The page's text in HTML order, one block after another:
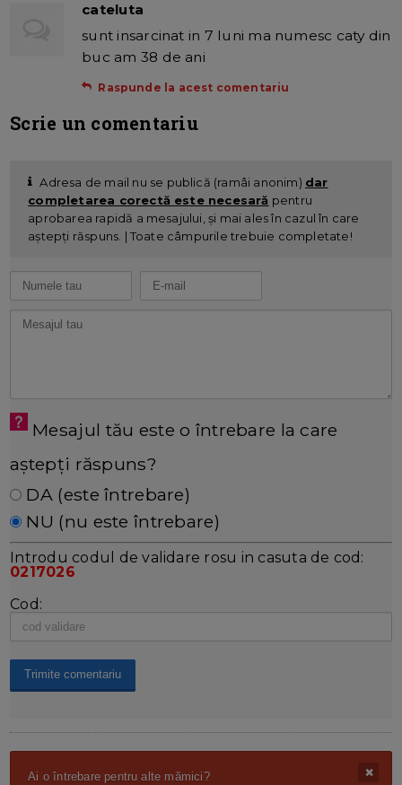
cateluta
sunt insarcinat in 7 luni ma numesc caty din
buc am 38 de ani
Raspunde la acest comentariu
Scrie un comentariu
Adresa de mail nu se publică (ramâi anonim) dar
completarea corectă este necesară pentru
aprobarea rapidă a mesajului, și mai ales în cazul în care
aștepți răspuns. | Toate câmpurile trebuie completate!
Mesajul tău este o întrebare la care
aștepți răspuns?
DA (este întrebare)
NU (nu este întrebare)
Introdu codul de validare rosu in casuta de cod:
0217026
Cod:
Ai o întrebare pentru alte mămici?